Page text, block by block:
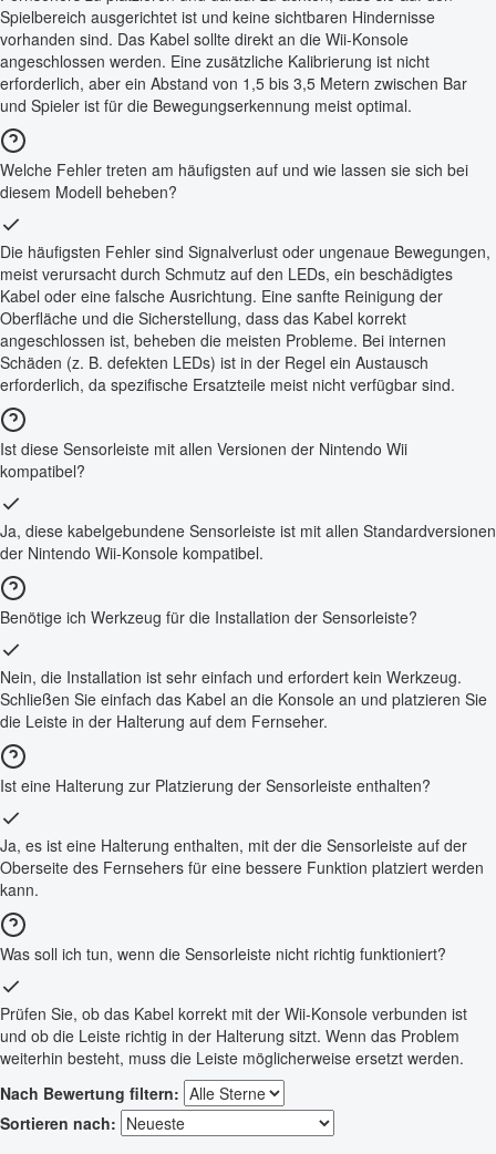
Spielbereich ausgerichtet ist und keine sichtbaren Hindernisse
vorhanden sind. Das Kabel sollte direkt an die Wii-Konsole
angeschlossen werden. Eine zusätzliche Kalibrierung ist nicht
erforderlich, aber ein Abstand von 1,5 bis 3,5 Metern zwischen Bar
und Spieler ist für die Bewegungserkennung meist optimal.
Welche Fehler treten am häufigsten auf und wie lassen sie sich bei
diesem Modell beheben?
Die häufigsten Fehler sind Signalverlust oder ungenaue Bewegungen,
meist verursacht durch Schmutz auf den LEDs, ein beschädigtes
Kabel oder eine falsche Ausrichtung. Eine sanfte Reinigung der
Oberfläche und die Sicherstellung, dass das Kabel korrekt
angeschlossen ist, beheben die meisten Probleme. Bei internen
Schäden (z. B. defekten LEDs) ist in der Regel ein Austausch
erforderlich, da spezifische Ersatzteile meist nicht verfügbar sind.
Ist diese Sensorleiste mit allen Versionen der Nintendo Wii
kompatibel?
Ja, diese kabelgebundene Sensorleiste ist mit allen Standardversionen
der Nintendo Wii-Konsole kompatibel.
Benötige ich Werkzeug für die Installation der Sensorleiste?
Nein, die Installation ist sehr einfach und erfordert kein Werkzeug.
Schließen Sie einfach das Kabel an die Konsole an und platzieren Sie
die Leiste in der Halterung auf dem Fernseher.
Ist eine Halterung zur Platzierung der Sensorleiste enthalten?
Ja, es ist eine Halterung enthalten, mit der die Sensorleiste auf der
Oberseite des Fernsehers für eine bessere Funktion platziert werden
kann.
Was soll ich tun, wenn die Sensorleiste nicht richtig funktioniert?
Prüfen Sie, ob das Kabel korrekt mit der Wii-Konsole verbunden ist
und ob die Leiste richtig in der Halterung sitzt. Wenn das Problem
weiterhin besteht, muss die Leiste möglicherweise ersetzt werden.
Nach Bewertung filtern:
Sortieren nach: